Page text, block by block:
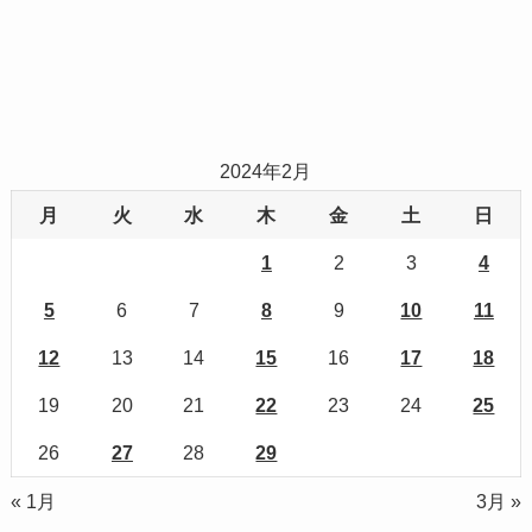
2024年2月
月 火 水 木 金 土 日
1 2 3 4
5 6 7 8 9 10 11
12 13 14 15 16 17 18
19 20 21 22 23 24 25
26 27 28 29
« 1月 3月 »